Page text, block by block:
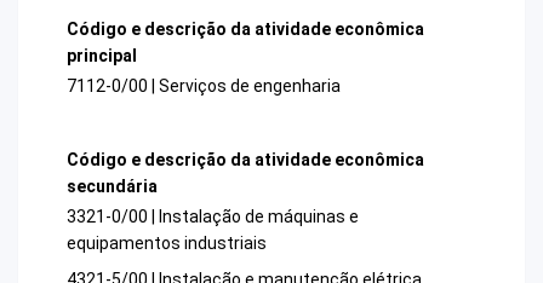
Código e descrição da atividade econômica
principal
7112-0/00 | Serviços de engenharia
Código e descrição da atividade econômica
secundária
3321-0/00 | Instalação de máquinas e
equipamentos industriais